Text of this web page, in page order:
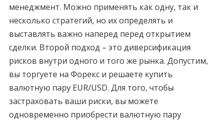
менеджмент. Можно применять как одну, так и
несколько стратегий, но их определять и
выставлять важно наперед перед открытием
сделки. Второй подход – это диверсификация
рисков внутри одного и того же рынка. Допустим,
вы торгуете на Форекс и решаете купить
валютную пару EUR/USD. Для того, чтобы
застраховать ваши риски, вы можете
одновременно приобрести валютную пару